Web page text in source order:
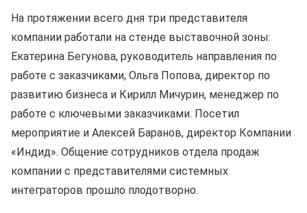
На протяжении всего дня три представителя
компании работали на стенде выставочной зоны:
Екатерина Бегунова, руководитель направления по
работе с заказчиками, Ольга Попова, директор по
развитию бизнеса и Кирилл Мичурин, менеджер по
работе с ключевыми заказчиками. Посетил
мероприятие и Алексей Баранов, директор Компании
«Индид». Общение сотрудников отдела продаж
компании с представителями системных
интеграторов прошло плодотворно.